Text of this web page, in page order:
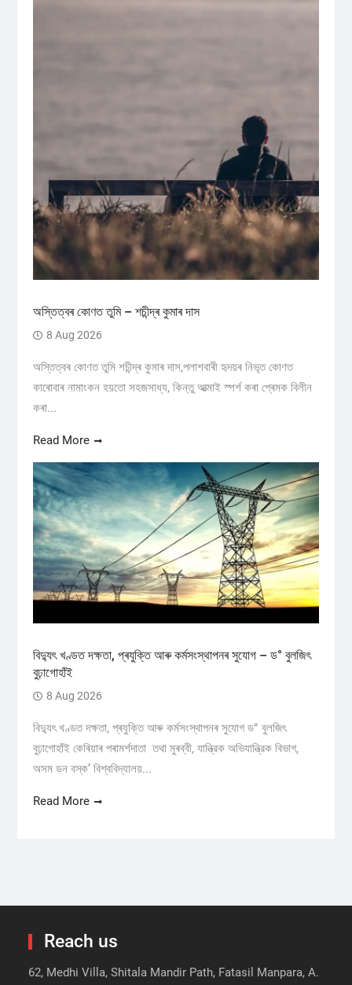
অস্তিত্বৰ কোণত তুমি – শচীন্দ্ৰ কুমাৰ দাস
8 Aug 2026
অস্তিত্বৰ কোণত তুমি শচীন্দ্ৰ কুমাৰ দাস,পলাশবাৰী হৃদয়ৰ নিভৃত কোণত
কাৰোবাৰ নামাংকন হয়তো সহজসাধ্য, কিন্তু আত্মাই স্পৰ্শ কৰা প্ৰেমক বিলীন
কৰা...
Read More
বিদ্যুৎ খণ্ডত দক্ষতা, প্ৰযুক্তি আৰু কৰ্মসংস্থাপনৰ সুযোগ – ড° বুলজিৎ
বুঢ়াগোহাঁই
8 Aug 2026
বিদ্যুৎ খণ্ডত দক্ষতা, প্ৰযুক্তি আৰু কৰ্মসংস্থাপনৰ সুযোগ ড° বুলজিৎ
বুঢ়াগোহাঁই কেৰিয়াৰ পৰামৰ্শদাতা তথা মুৰব্বী, যান্ত্রিক অভিযান্ত্রিক বিভাগ,
অসম ডন বস্ক’ বিশ্ববিদ্যালয়...
Read More
Reach us
62, Medhi Villa, Shitala Mandir Path, Fatasil Manpara, A.